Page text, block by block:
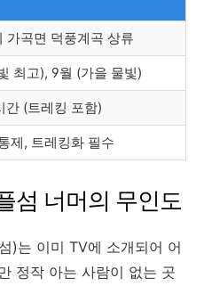
가곡면 덕풍계곡 상류
최고), 9월 (가을 물빛)
간 (트레킹 포함)
제, 트레킹화 필수
너머의 무인도
)는 이미 TV에 소개되어 어
정작 아는 사람이 없는 곳